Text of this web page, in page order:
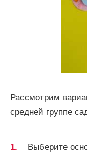
Рассмотрим
средней группе
Выберите